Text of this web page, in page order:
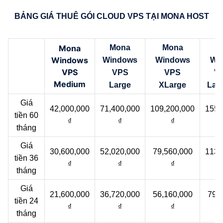
BẢNG GIÁ THUÊ GÓI CLOUD VPS TẠI MONA HOST
Mona
Windows
VPS
Medium
Mona
Windows
VPS
Large
Mona
Windows
VPS
XLarge
Giá
tiền 60
tháng
42,000,000
₫
71,400,000
₫
109,200,000
₫
Giá
tiền 36
tháng
30,600,000
₫
52,020,000
₫
79,560,000
₫
Giá
tiền 24
tháng
21,600,000
₫
36,720,000
₫
56,160,000
₫